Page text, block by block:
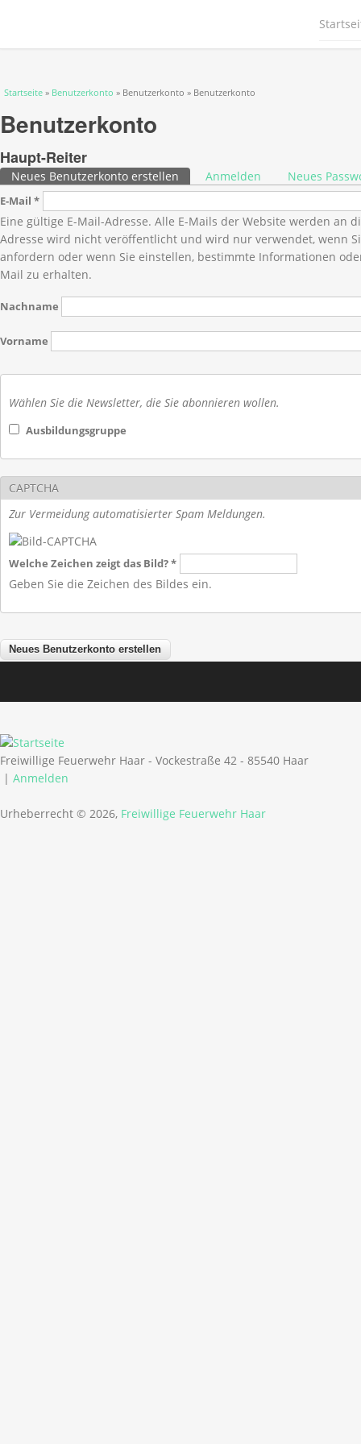
Sie sind hier
Startseite » Benutzerkonto » Benutzerkonto » Benutzerkonto
Benutzerkonto
Haupt-Reiter
Neues Benutzerkonto erstellen (aktiver Reiter)
Anmelden Neues
E-Mail *
Eine gültige E-Mail-Adresse. Alle E-Mails der Website werden an
Adresse wird nicht veröffentlicht und wird nur verwendet, wenn
anfordern oder wenn Sie einstellen, bestimmte Informationen
Mail zu erhalten.
Nachname
Vorname
Wählen Sie die Newsletter, die Sie abonnieren wollen.
Ausbildungsgruppe
CAPTCHA
Zur Vermeidung automatisierter Spam Meldungen.
Welche Zeichen zeigt das Bild?*
Geben Sie die Zeichen des Bildes ein.
Freiwillige Feuerwehr Haar - Vockestraße 42 - 85540 Haar
| Anmelden
Urheberrecht © 2026, Freiwillige Feuerwehr Haar